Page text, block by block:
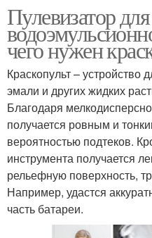
Пулевизатор
чего нужен
Краскопульт – устройство
эмали и других жидких
Благодаря
получается ровным и
вероятностью подтеков.
инструмента получается
рельефную поверхность,
Например, удастся
часть батареи.